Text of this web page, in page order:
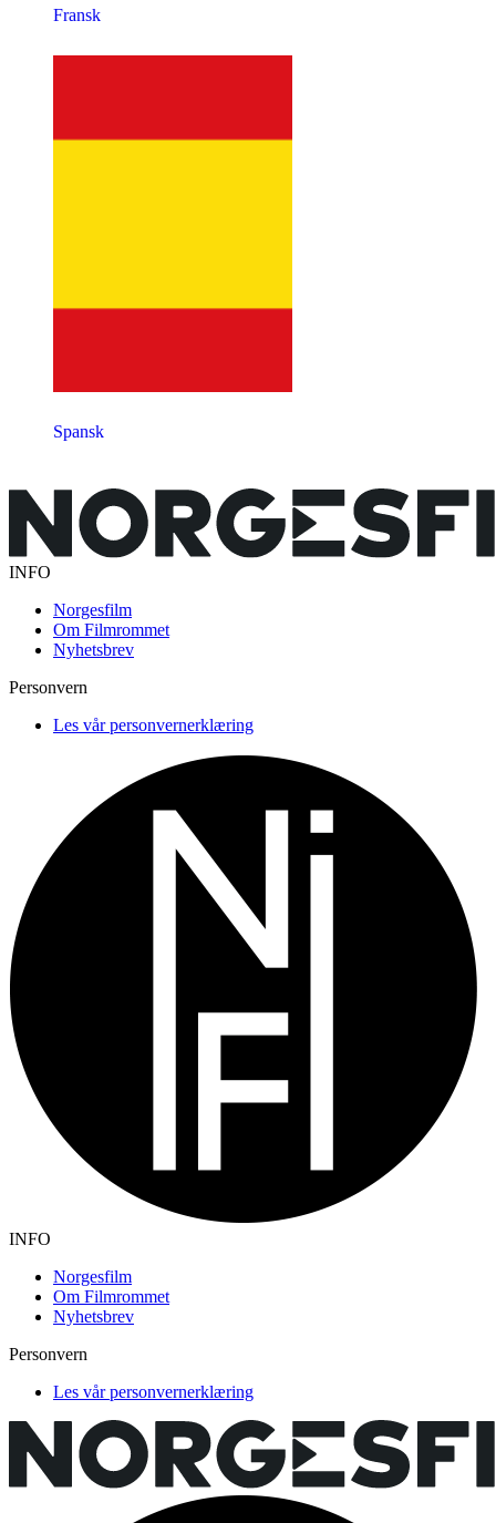
Fransk
Spansk
INFO
Norgesfilm
Om Filmrommet
Nyhetsbrev
Personvern
Les vår personvernerklæring
INFO
Norgesfilm
Om Filmrommet
Nyhetsbrev
Personvern
Les vår personvernerklæring